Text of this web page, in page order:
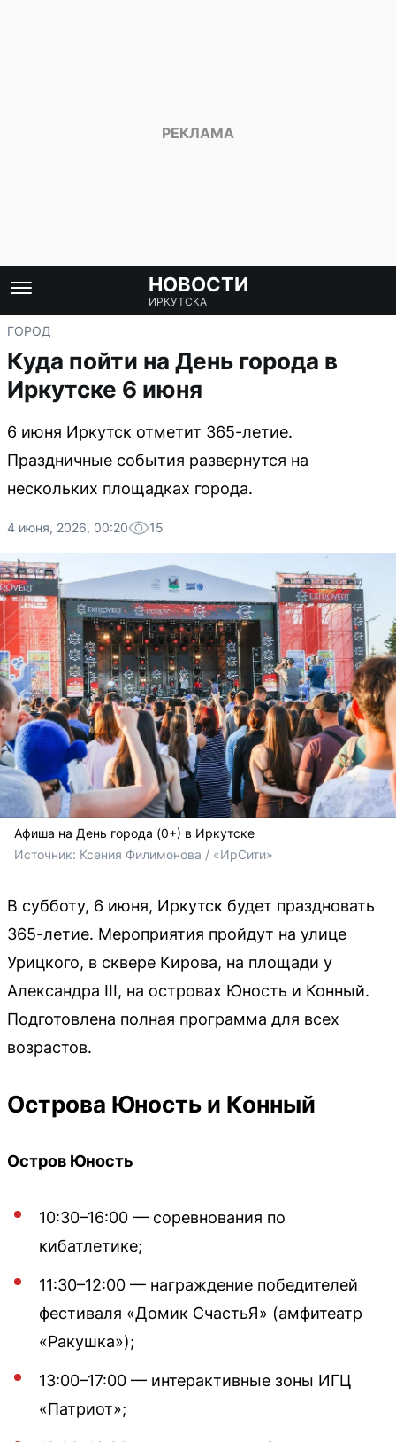
НОВОСТИ
ИРКУТСКА
ГОРОД
Куда пойти на День города в
Иркутске 6 июня
6 июня Иркутск отметит 365-летие.
Праздничные события развернутся на
нескольких площадках города.
4 июня, 2026, 00:20 15
Афиша на День города (0+) в Иркутске
Источник: Ксения Филимонова / «ИрСити»
В субботу, 6 июня, Иркутск будет праздновать
365-летие. Мероприятия пройдут на улице
Урицкого, в сквере Кирова, на площади у
Александра III, на островах Юность и Конный.
Подготовлена полная программа для всех
возрастов.
Острова Юность и Конный
Остров Юность
10:30–16:00 — соревнования по
кибатлетике;
11:30–12:00 — награждение победителей
фестиваля «Домик СчастьЯ» (амфитеатр
«Ракушка»);
13:00–17:00 — интерактивные зоны ИГЦ
«Патриот»;